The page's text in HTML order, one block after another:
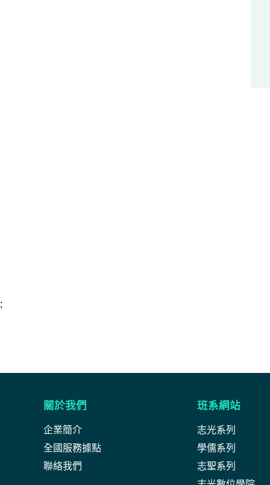
;
關於我們
企業簡介
全國服務據點
聯絡我們
班系網站
志光系列
學儒系列
志聖系列